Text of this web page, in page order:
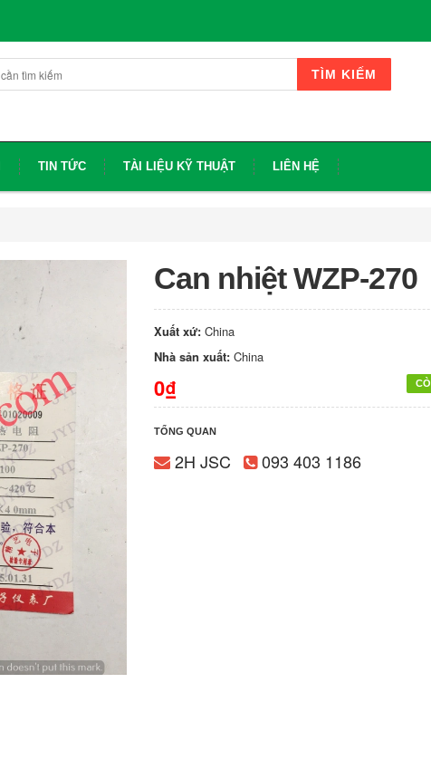
TÌM KIẾM
TIN TỨC TÀI LIỆU KỸ THUẬT LIÊN HỆ
Can nhiệt WZP-270
Xuất xứ:China
Nhà sản xuất: China
0₫
TỔNG QUAN
2H JSC 093 403 1186